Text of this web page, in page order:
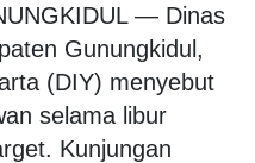
— Dinas
Gunungkidul,
(DIY) menyebut
selama libur
Kunjungan